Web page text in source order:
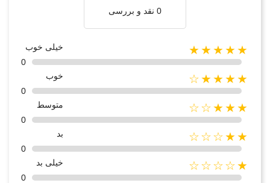
0 نقد و بررسی
★★★★★
خیلی خوب
0
★★★★☆
خوب
0
★★★☆☆
متوسط
0
★★☆☆☆
بد
0
★☆☆☆☆
خیلی بد
0